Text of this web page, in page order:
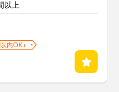
以上
内OK）